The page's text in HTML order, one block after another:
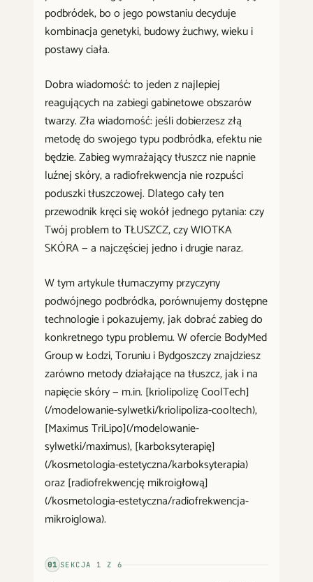
podbródek, bo o jego powstaniu decyduje
kombinacja genetyki, budowy żuchwy, wieku i
postawy ciała.
Dobra wiadomość: to jeden z najlepiej
reagujących na zabiegi gabinetowe obszarów
twarzy. Zła wiadomość: jeśli dobierzesz złą
metodę do swojego typu podbródka, efektu nie
będzie. Zabieg wymrażający tłuszcz nie napnie
luźnej skóry, a radiofrekwencja nie rozpuści
poduszki tłuszczowej. Dlatego cały ten
przewodnik kręci się wokół jednego pytania: czy
Twój problem to TŁUSZCZ, czy WIOTKA
SKÓRA — a najczęściej jedno i drugie naraz.
W tym artykule tłumaczymy przyczyny
podwójnego podbródka, porównujemy dostępne
technologie i pokazujemy, jak dobrać zabieg do
konkretnego typu problemu. W ofercie BodyMed
Group w Łodzi, Toruniu i Bydgoszczy znajdziesz
zarówno metody działające na tłuszcz, jak i na
napięcie skóry — m.in. [kriolipolizę CoolTech]
(/modelowanie-sylwetki/kriolipoliza-cooltech),
[Maximus TriLipo](/modelowanie-
sylwetki/maximus), [karboksyterapię]
(/kosmetologia-estetyczna/karboksyterapia)
oraz [radiofrekwencję mikroigłową]
(/kosmetologia-estetyczna/radiofrekwencja-
mikroiglowa).
01 SEKCJA 1 Z6